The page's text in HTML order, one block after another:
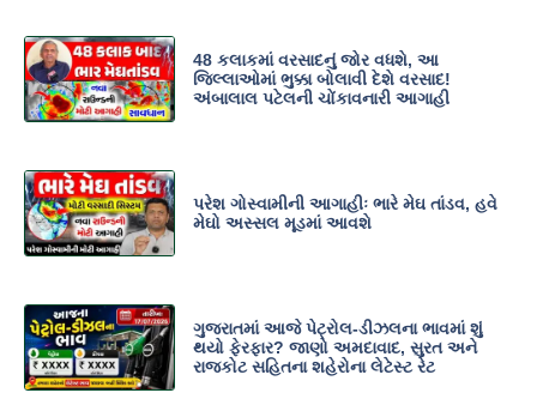
48 કલાકમાં વરસાદનું જોર વધશે, આ
જિલ્લાઓમાં ભુક્કા બોલાવી દેશે વરસાદ!
અંબાલાલ પટેલની ચોંકાવનારી આગાહી
પરેશ ગોસ્વામીની આગાહીઃ ભારે મેઘ તાંડવ, હવે
મેઘો અસ્સલ મૂડમાં આવશે
ગુજરાતમાં આજે પેટ્રોલ-ડીઝલના ભાવમાં શું
થયો ફેરફાર? જાણો અમદાવાદ, સુરત અને
રાજકોટ સહિતના શહેરોના લેટેસ્ટ રેટ